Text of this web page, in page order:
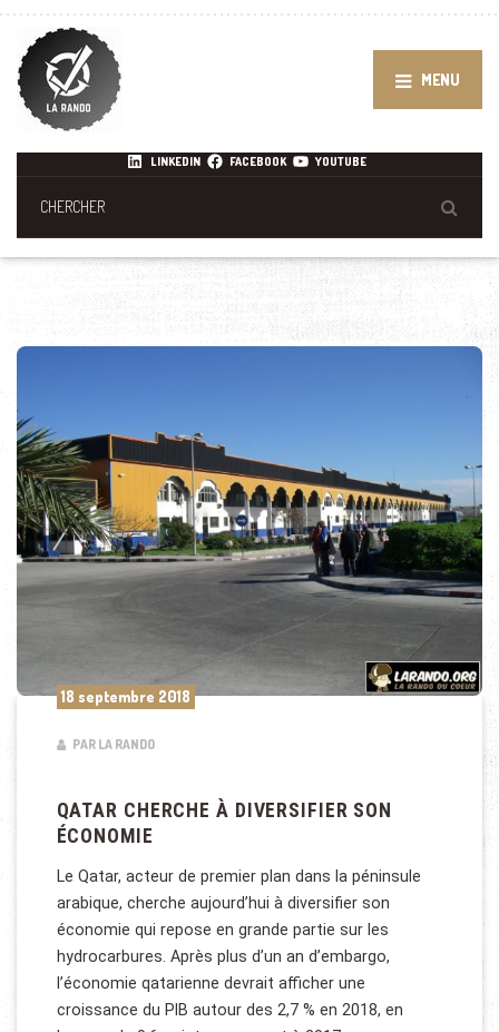
MENU
LINKEDIN FACEBOOK YOUTUBE
18 septembre 2018
PAR LA RANDO
QATAR CHERCHE À DIVERSIFIER SON
ÉCONOMIE
Le Qatar, acteur de premier plan dans la péninsule
arabique, cherche aujourd’hui à diversifier son
économie qui repose en grande partie sur les
hydrocarbures. Après plus d’un an d’embargo,
l’économie qatarienne devrait afficher une
croissance du PIB autour des 2,7 % en 2018, en